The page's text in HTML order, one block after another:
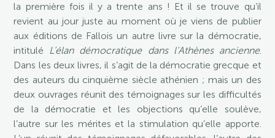
la première fois il y a trente ans ! Et il se trouve qu’il
revient au jour juste au moment où je viens de publier
aux éditions de Fallois un autre livre sur la démocratie,
intitulé L’élan démocratique dans l’Athènes ancienne.
Dans les deux livres, il s’agit de la démocratie grecque et
des auteurs du cinquième siècle athénien ; mais un des
deux ouvrages réunit des témoignages sur les difficultés
de la démocratie et les objections qu’elle soulève,
l’autre sur les mérites et la stimulation qu’elle apporte.